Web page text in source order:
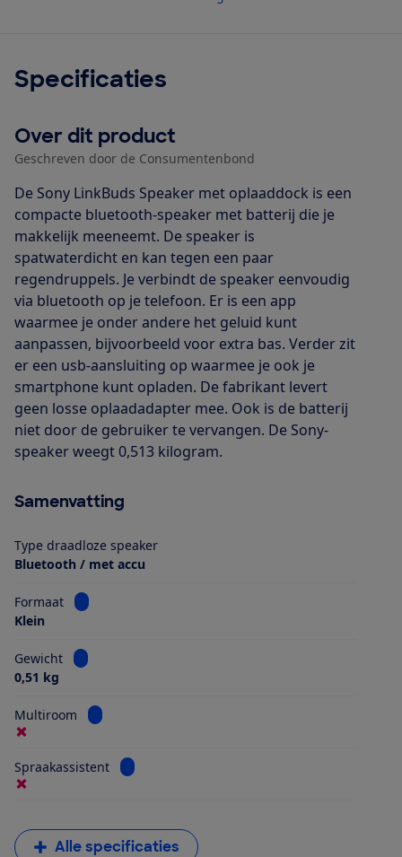
Specificaties
Over dit product
Geschreven door de Consumentenbond
De Sony LinkBuds Speaker met oplaaddock is een
compacte bluetooth-speaker met batterij die je
makkelijk meeneemt. De speaker is
spatwaterdicht en kan tegen een paar
regendruppels. Je verbindt de speaker eenvoudig
via bluetooth op je telefoon. Er is een app
waarmee je onder andere het geluid kunt
aanpassen, bijvoorbeeld voor extra bas. Verder zit
er een usb-aansluiting op waarmee je ook je
smartphone kunt opladen. De fabrikant levert
geen losse oplaadadapter mee. Ook is de batterij
niet door de gebruiker te vervangen. De Sony-
speaker weegt 0,513 kilogram.
Samenvatting
Type draadloze speaker
Bluetooth / met accu
Formaat
Bekijk informatie voor Formaat
Klein
Gewicht
Bekijk informatie voor Gewicht
0,51 kg
Multiroom Bekijk informatie voor Multiroom
Spraakassistent Bekijk informatie voor Spraakassistent
Alle specificaties